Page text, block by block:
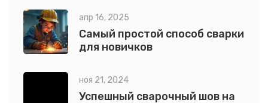
апр 16, 2025
Самый простой способ сварки
для новичков
ноя 21, 2024
Успешный сварочный шов на